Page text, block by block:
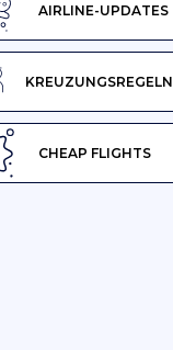
AIRLINE-UPDATES
KREUZUNGSREGELN
CHEAP FLIGHTS